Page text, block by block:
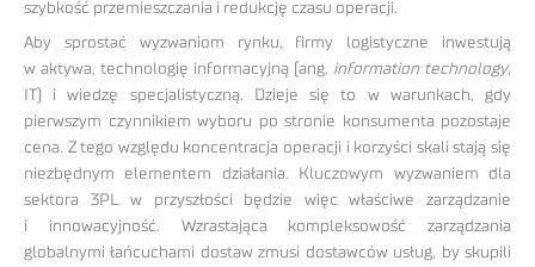
szybkość przemieszczania i redukcję czasu operacji.
Aby sprostać wyzwaniom rynku, firmy logistyczne inwestują
w aktywa, technologię informacyjną (ang. information technology,
IT) i wiedzę specjalistyczną. Dzieje się to w warunkach, gdy
pierwszym czynnikiem wyboru po stronie konsumenta pozostaje
cena. Z tego względu koncentracja operacji i korzyści skali stają się
niezbędnym elementem działania. Kluczowym wyzwaniem dla
sektora 3PL w przyszłości będzie więc właściwe zarządzanie
i innowacyjność. Wzrastająca kompleksowość zarządzania
globalnymi łańcuchami dostaw zmusi dostawców usług, by skupili